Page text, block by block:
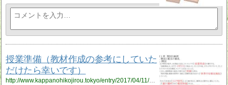
授業準備（教材作成の参考にしていた
だけたら幸いです）
http://www.kappanohikojirou.tokyo/entry/2017/04/11/184639